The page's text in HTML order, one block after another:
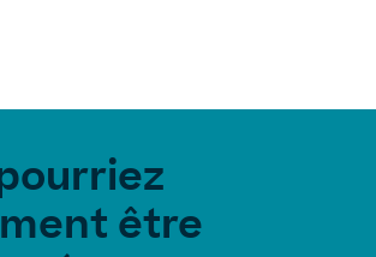
être